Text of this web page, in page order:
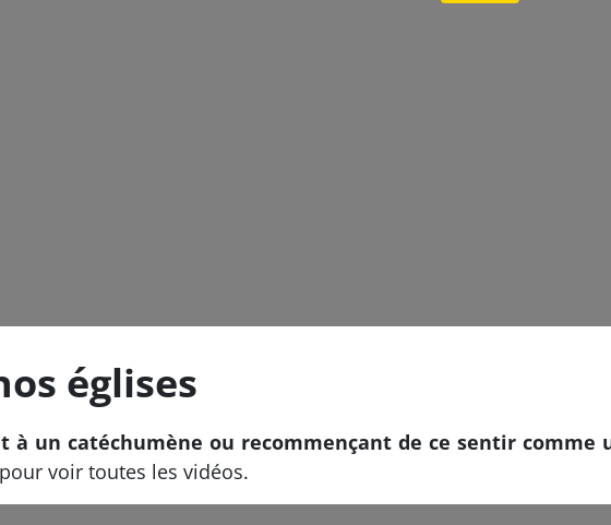
églises
à un catéchumène ou recommençant de ce sentir comme
pour voir toutes les vidéos.